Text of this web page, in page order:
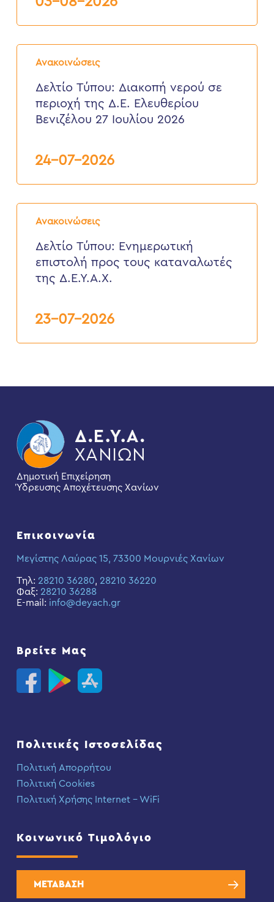
έως
2026Ανακοινώσεις
Δελτίο
Τύπου:
νερού
περιοχή
2026
Δελτίο Τύπου: Διακοπή νερού σε
περιοχή της Δ.Ε. Ελευθερίου
Βενιζέλου 27 Ιουλίου 2026
24-07-2026
Ανακοινώσεις
Δελτίο
Τύπου:
επιστολή
προς
τους
καταναλωτές
Δελτίο Τύπου: Eνημερωτική
επιστολή προς τους καταναλωτές
της Δ.Ε.Υ.Α.Χ.
23-07-2026
Δημοτική Επιχείρηση
Ύδρευσης Αποχέτευσης Χανίων
Επικοινωνία
Μεγίστης Λαύρας 15, 73300 Μουρνιές Χανίων
Τηλ: 28210 36280, 28210 36220
Φαξ: 28210 36288
E-mail: info@deyach.gr
Βρείτε Μας
Πολιτικές Ιστοσελίδας
Πολιτική Απορρήτου
Πολιτική Cookies
Πολιτική Χρήσης Internet – WiFi
Κοινωνικό Τιμολόγιο
ΜΕΤΑΒΑΣΗ